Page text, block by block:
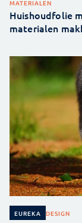
MATERIALEN
Huishoudfolie
materialen
EUREKA DESIGN